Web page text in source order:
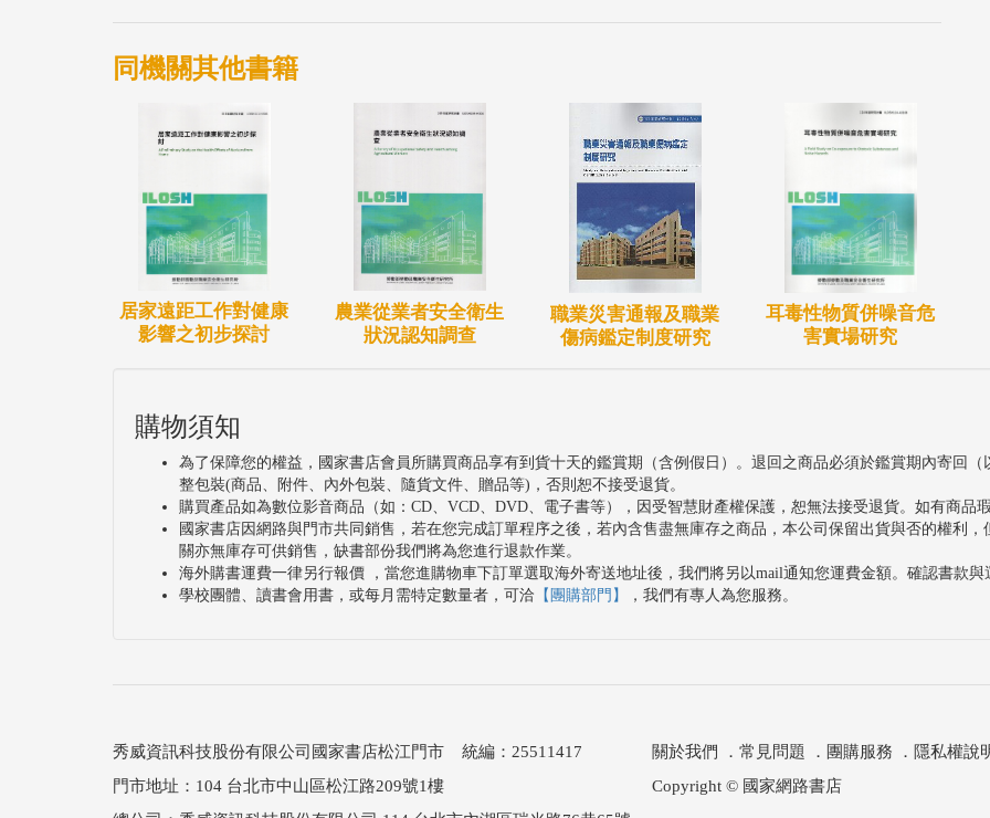
同機關其他書籍
居家遠距工作對健康
影響之初步探討
農業從業者安全衛生
狀況認知調查
職業災害通報及職業
傷病鑑定制度研究
耳毒性物質併噪音危
害實場研究
購物須知
為了保障您的權益，國家書店會員所購買商品享有到貨十天的鑑賞期（含例假日）。退回之商品必須於鑑賞期內寄回
整包裝(商品、附件、內外包裝、隨貨文件、贈品等)，否則恕不接受退貨。
購買產品如為數位影音商品（如：CD、VCD、DVD、電子書等），因受智慧財產權保護，恕無法接受退貨。如有商品
國家書店因網路與門市共同銷售，若在您完成訂單程序之後，若內含售盡無庫存之商品，本公司保留出貨與否的權利
關亦無庫存可供銷售，缺書部份我們將為您進行退款作業。
海外購書運費一律另行報價 ，當您進購物車下訂單選取海外寄送地址後，我們將另以mail通知您運費金額。確認書款
學校團體、讀書會用書，或每月需特定數量者，可洽 【團購部門】 ，我們有專人為您服務。
秀威資訊科技股份有限公司國家書店松江門市 統編：25511417
門市地址：104 台北市中山區松江路209號1樓
關於我們 ． 常見問題 ． 團購服務 ． 隱私權說
Copyright © 國家網路書店